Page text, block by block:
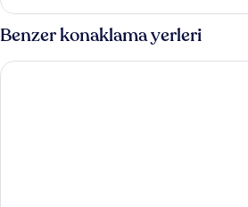
View
hakkında
daha
fazla
detay
Benzer konaklama yerleri
Hampton Inn Tampa Downtown